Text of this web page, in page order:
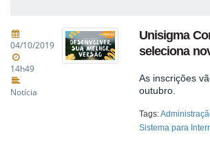
04/10/2019
14h49
Notícia
Unisigma
seleciona
As inscrições
outubro.
Tags:
Sistema para